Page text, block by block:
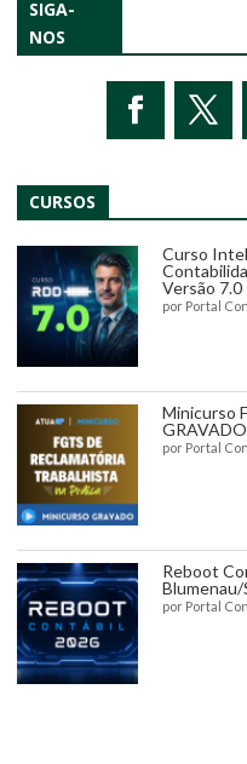
SIGA-
NOS
CURSOS
Curso
Versão 7.0
por Portal
Minicurso
GRAVADO
por Portal
Reboot
Blumenau/
por Portal